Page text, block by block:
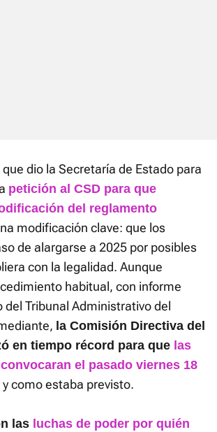
que dio la Secretaría de Estado para
petición al CSD para que
del reglamento
modificación clave: que los
de alargarse a 2025 por posibles
con la legalidad. Aunque
habitual, con informe
del Tribunal Administrativo del
la Comisión Directiva del
en tiempo récord para que las
el pasado viernes 18
y como estaba previsto.
las luchas de poder por quién